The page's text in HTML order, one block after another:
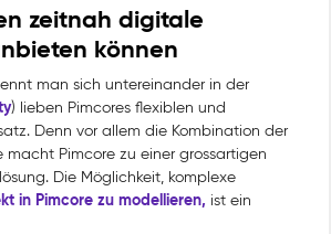
zeitnah digitale
können
man sich untereinander in der
) lieben Pimcores flexiblen und
Denn vor allem die Kombination der
macht Pimcore zu einer grossartigen
Die Möglichkeit, komplexe
in Pimcore zu modellieren, ist ein